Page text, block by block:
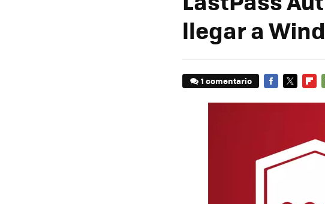
llegar a
1 comentario